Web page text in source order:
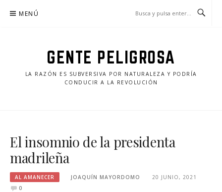
MENÚ
GENTE PELIGROSA
LA RAZÓN ES SUBVERSIVA POR NATURALEZA Y PODRÍA
CONDUCIR A LA REVOLUCIÓN
El insomnio de la presidenta
madrileña
AL AMANECER JOAQUÍN MAYORDOMO
20 JUNIO, 2021
0